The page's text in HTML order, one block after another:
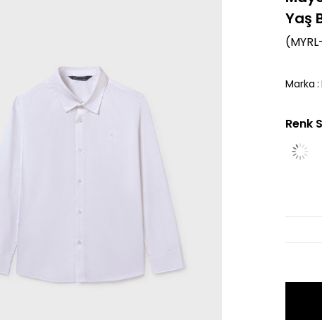
Yaş
Marka :
Renk